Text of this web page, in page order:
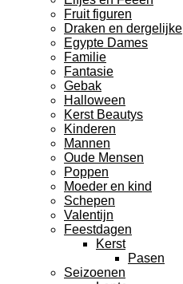
Fruit figuren
Draken en dergelijke
Egypte Dames
Familie
Fantasie
Gebak
Halloween
Kerst Beautys
Kinderen
Mannen
Oude Mensen
Poppen
Moeder en kind
Schepen
Valentijn
Feestdagen
Kerst
Pasen
Seizoenen